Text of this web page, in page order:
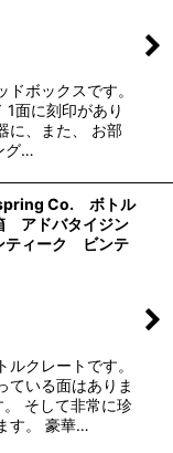
ボックスです。
面に刻印があり
に、また、 お部
グ…
Co. ボトル
アドバタイジン
ィーク ビンテ
クレートです。
ている面はありま
そして非常に珍
す。 豪華…